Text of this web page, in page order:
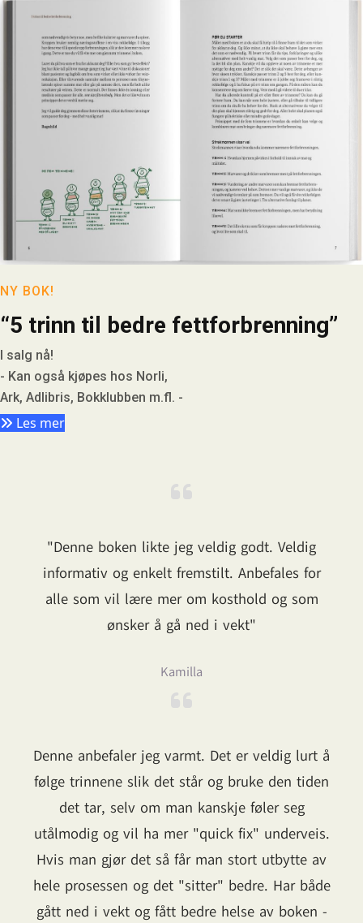
NY BOK!
“5 trinn til bedre fettforbrenning”
I salg nå!
- Kan også kjøpes hos Norli,
Ark, Adlibris, Bokklubben m.fl. -
Les mer
"Denne boken likte jeg veldig godt. Veldig
informativ og enkelt fremstilt. Anbefales for
alle som vil lære mer om kosthold og som
ønsker å gå ned i vekt"
Kamilla
Denne anbefaler jeg varmt. Det er veldig lurt å
følge trinnene slik det står og bruke den tiden
det tar, selv om man kanskje føler seg
utålmodig og vil ha mer "quick fix" underveis.
Hvis man gjør det så får man stort utbytte av
hele prosessen og det "sitter" bedre. Har både
gått ned i vekt og fått bedre helse av boken -